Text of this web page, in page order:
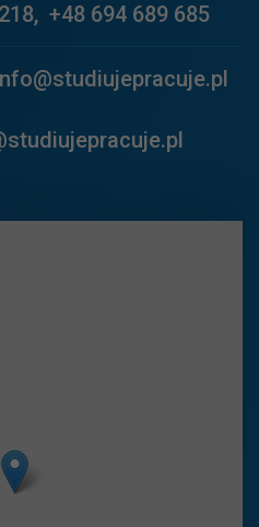
, +48 694 689 685